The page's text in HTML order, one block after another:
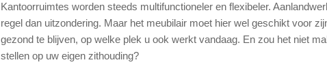
Kantoorruimtes worden steeds multifunctioneler en flexibeler.
regel dan uitzondering. Maar het meubilair moet hier wel geschikt voor
gezond te blijven, op welke plek u ook werkt vandaag. En zou het niet
stellen op uw eigen zithouding?